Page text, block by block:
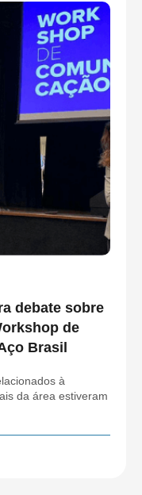
debate sobre
de
Brasil
à
da área estiveram